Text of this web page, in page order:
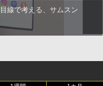
線で考える、サムスン